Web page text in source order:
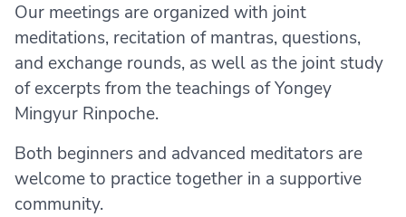
Our meetings are organized with joint
meditations, recitation of mantras, questions,
and exchange rounds, as well as the joint study
of excerpts from the teachings of Yongey
Mingyur Rinpoche.
Both beginners and advanced meditators are
welcome to practice together in a supportive
community.